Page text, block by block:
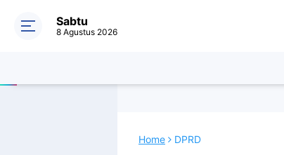
Sabtu
8 Agustus 2026
Home DPRD